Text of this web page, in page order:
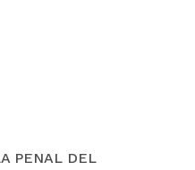
PENAL DEL